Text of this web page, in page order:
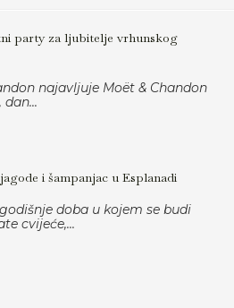
party za ljubitelje vrhunskog
najavljuje Moët & Chandon
dan...
i šampanjac u Esplanadi
doba u kojem se budi
cvijeće,...